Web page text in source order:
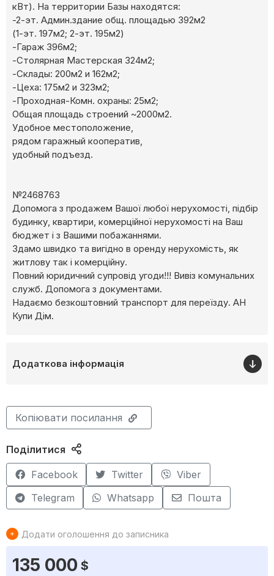
кВт). На территории Базы находятся:
-2-эт. Админ.здание общ. площадью 392м2
(1-эт. 197м2; 2-эт. 195м2)
-Гараж 396м2;
-Столярная Мастерская 324м2;
-Склады: 200м2 и 162м2;
-Цеха: 175м2 и 323м2;
-Проходная-Комн. охраны: 25м2;
Общая площадь строений ~2000м2.
Удобное местоположение,
рядом гаражный кооператив,
удобный подъезд.
№2468763
Допомога з продажем Вашої любої нерухомості, підбір
будинку, квартири, комерційної нерухомості на Ваш
бюджет і з Вашими побажаннями.
Здамо швидко та вигідно в оренду нерухомість, як
житлову так і комерційну.
Повний юридичний супровід угоди!!! Вивіз комунальних
служб. Допомога з документами.
Надаємо безкоштовний транспорт для переїзду. АН
Купи Дім.
Додаткова інформація
Копіювати посилання
Поділитися
Facebook Twitter
Viber
Telegram
Whatsapp Пошта
Додати оголошення до записника
135 000 $